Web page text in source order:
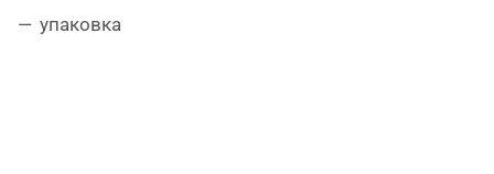
упаковка